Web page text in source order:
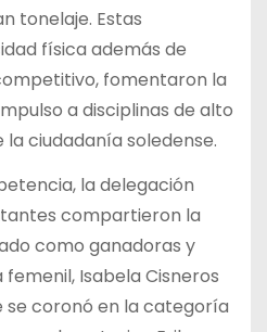
tonelaje. Estas
física además de
fomentaron la
a disciplinas de alto
ciudadanía soledense.
la delegación
compartieron la
como ganadoras y
Isabela Cisneros
se coronó en la categoría